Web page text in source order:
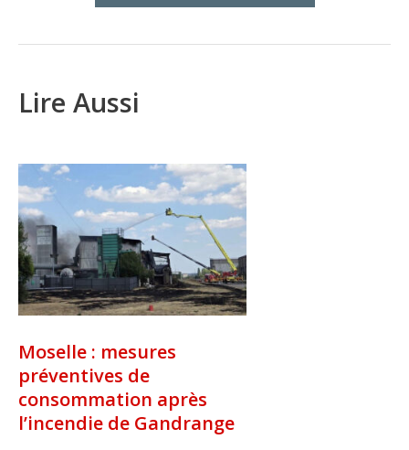
Lire Aussi
Moselle : mesures
préventives de
consommation après
l’incendie de Gandrange